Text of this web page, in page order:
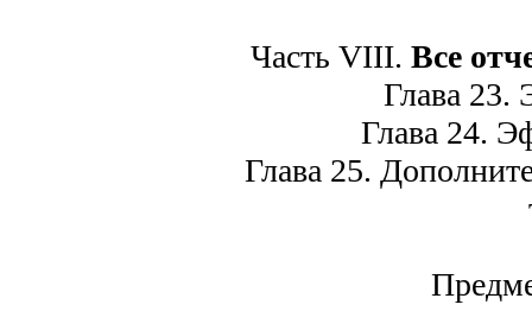
Часть VIII. Все
Глава 23.
Глава 24.
Глава 25.